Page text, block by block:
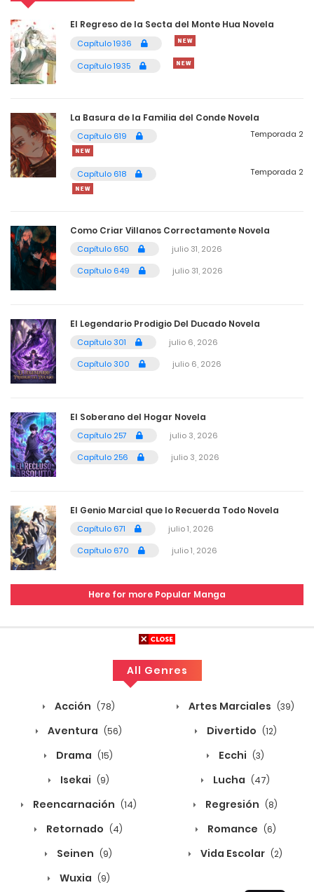
julio 6, 2026
4 Capítulo 282
4 Capítulo 281
julio 6, 2026
Capítulo 280
4 Capítulo 279
julio 6, 2026
julio 6, 2026
4 Capítulo 277
julio 6, 2026
4 Capítulo 276
julio 6, 2026
4 Capítulo 275
4 Capítulo 274
julio 6, 2026
Capítulo 273
Capítulo 271
julio 6, 2026
Capítulo 270
Capítulo 269
Capítulo 268
El Regreso de la Secta del Monte Hua Novela
Capítulo 1936
Capítulo 1935
La Basura de la Familia del Conde Novela
Capítulo 619 Temporada 2
Capítulo 618 Temporada 2
Como Criar Villanos Correctamente Novela
Capítulo 650
julio 31, 2026
Capítulo 649
julio 31, 2026
El Legendario Prodigio Del Ducado Novela
Capítulo 301
julio 6, 2026
Capítulo 300
julio 6, 2026
El Soberano del Hogar Novela
Capítulo 257
julio 3, 2026
Capítulo 256
julio 3, 2026
El Genio Marcial que lo Recuerda Todo Novela
Capítulo 671
julio 1, 2026
Capítulo 670
julio 1, 2026
Here for more Popular Manga
All Genres
Acción (78) Artes Marciales (39)
Aventura (56) Divertido (12)
Drama (15) Ecchi (3)
Isekai (9) Lucha (47)
Reencarnación (14) Regresión (8)
Retornado (4) Romance (6)
Seinen (9) Vida Escolar (2)
Wuxia (9)